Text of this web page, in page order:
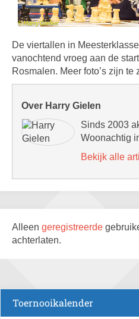
De viertallen in
vanochtend vroeg aan de
Rosmalen. Meer foto’s zijn te
Over Harry Gielen
Sinds 2003
Woonachtig
Bekijk alle
Alleen geregistreerde
achterlaten.
Toernooikalender